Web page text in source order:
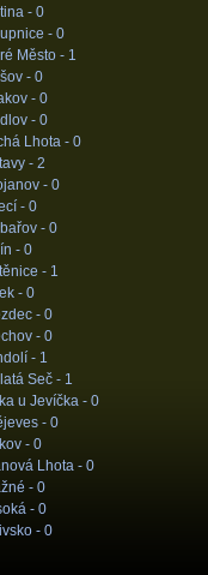
- 0
- 0
Město - 1
- 0
- 0
- 0
Lhota - 0
- 2
- 0
- 0
- 0
- 0
- 1
- 0
- 0
- 0
- 1
Seč - 1
u Jevíčka - 0
- 0
- 0
Lhota - 0
- 0
- 0
- 0